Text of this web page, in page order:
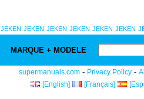
JEKEN JEKEN JEKEN JEKEN JEKEN JEKEN
MARQUE + MODELE
supermanuals.com - Privacy Policy -
[English]
[Français]